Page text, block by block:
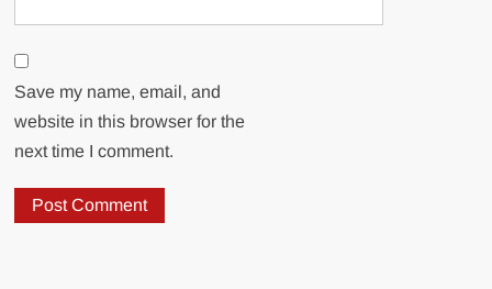
Save my name, email, and
website in this browser for the
next time I comment.